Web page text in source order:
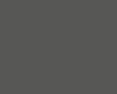
forma de perguntas e
e procedimentos
de JCP nas bases